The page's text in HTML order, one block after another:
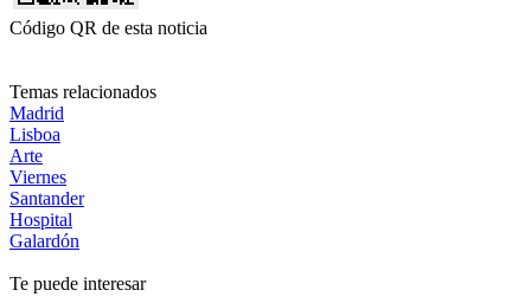
Código QR de esta noticia
Temas relacionados
Madrid
Lisboa
Arte
Viernes
Santander
Hospital
Galardón
Te puede interesar